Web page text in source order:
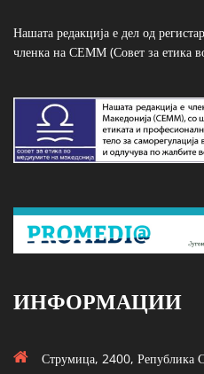
Нашата редакција е дел од
членка на СЕММ (Совет за етика
ИНФОРМАЦИИ
Струмица, 2400, Република